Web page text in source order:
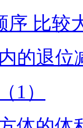
序 比较
的退位
1）